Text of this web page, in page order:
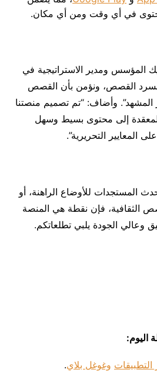
في أي وقت ومن أي مكان.
المؤسس ومدير الاستراتيجية في
القصص، ونؤمن بأن القصص
المشهد”. وأضاف: “تم تصميم منصتنا
إلى محتوى بسيط وسهل
المعايير التحريرية”.
المستجدات للأوضاع الراهنة، أو
الثقافية، فإن نقطة هي المنصة
وعالي الجودة يلبي تطلعاتكم.
اليوم:
التطبيقات وغوغل بلاي.